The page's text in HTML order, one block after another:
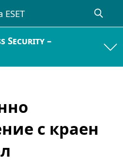
Security –
с краен